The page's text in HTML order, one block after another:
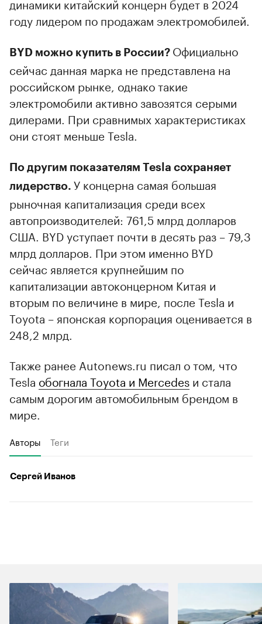
году лидером по продажам электромобилей.
BYD можно купить в России? Официально
сейчас данная марка не представлена на
российском рынке, однако такие
электромобили активно завозятся серыми
дилерами. При сравнимых характеристиках
они стоят меньше Tesla.
По другим показателям Tesla сохраняет
лидерство. У концерна самая большая
рыночная капитализация среди всех
автопроизводителей: 761,5 млрд долларов
США. BYD уступает почти в десять раз – 79,3
млрд долларов. При этом именно BYD
сейчас является крупнейшим по
капитализации автоконцерном Китая и
вторым по величине в мире, после Tesla и
Toyota – японская корпорация оценивается в
248,2 млрд.
Также ранее Autonews.ru писал о том, что
Tesla обогнала Toyota и Mercedes и стала
самым дорогим автомобильным брендом в
мире.
Авторы Теги
Сергей Иванов